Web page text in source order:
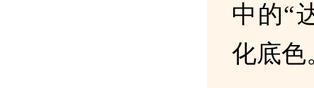
中的“
化底色